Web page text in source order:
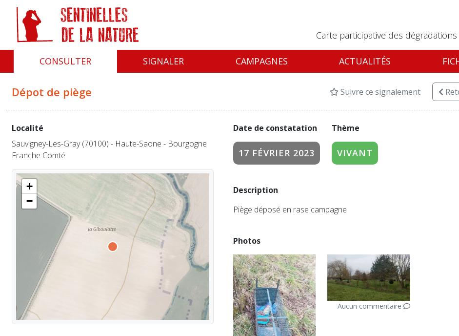
Carte participative des
CONSULTER SIGNALER CAMPAGNES ACTUALITÉS
Dépot de piège Suivre ce signalement
Date de constatation
17 FÉVRIER 2023
Thème
VIVANT
Description
Piège déposé en rase campagne
Photos
Aucun commentaire
Localité
Sauvigney-Les-Gray (70100) - Haute-Saone - Bourgogne
Franche Comté
+
−
Panneau de gestion des cookies